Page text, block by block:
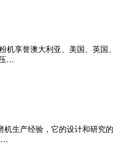
机享誉澳大利亚、美国、英
…
生产经验，它的设计和研
…